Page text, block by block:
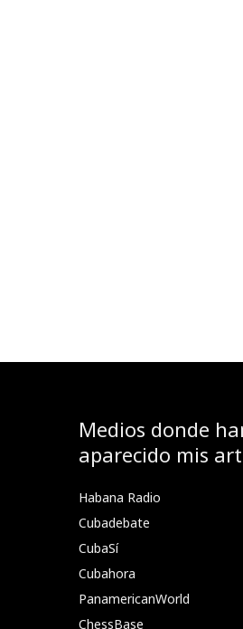
Medios donde
aparecido mis
Habana Radio
Cubadebate
CubaSí
Cubahora
PanamericanWorld
ChessBase